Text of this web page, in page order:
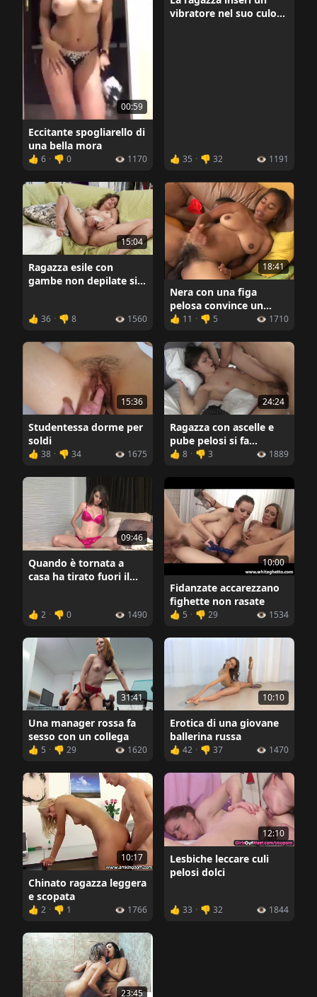
00:59
Eccitante spogliarello di
una bella mora
👍 6 · 👎 0 👁️ 1170
vibratore nel suo culo
👍 35 · 👎 32 👁️ 1191
15:04
Ragazza esile con
gambe non depilate si
👍 36 · 👎 8 👁️ 1560
18:41
Nera con una figa
pelosa convince un
uomo a scoparla
👍 11 · 👎 5 👁️ 1710
15:36
Studentessa dorme per
soldi
👍 38 · 👎 34 👁️ 1675
24:24
Ragazza con ascelle e
pube pelosi si fa
scopare in entrambi i
👍 8 · 👎 3 👁️ 1889
09:46
Quando è tornata a
casa ha tirato fuori il
👍 2 · 👎 0 👁️ 1490
10:00
Fidanzate accarezzano
fighette non rasate
👍 5 · 👎 29 👁️ 1534
31:41
Una manager rossa fa
sesso con un collega
👍 5 · 👎 29 👁️ 1620
10:10
Erotica di una giovane
ballerina russa
👍 42 · 👎 37 👁️ 1470
10:17
Chinato ragazza leggera
e scopata
👍 2 · 👎 1 👁️ 1766
12:10
Lesbiche leccare culi
pelosi dolci
👍 33 · 👎 32 👁️ 1844
23:45